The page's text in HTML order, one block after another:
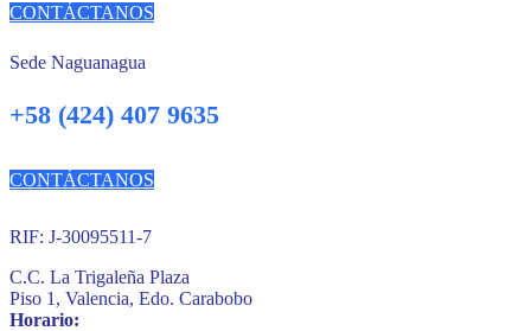
CONTÁCTANOS
Sede Naguanagua
+58 (424) 407 9635
CONTÁCTANOS
RIF: J-30095511-7
C.C. La Trigaleña Plaza
Piso 1, Valencia, Edo. Carabobo
Horario: